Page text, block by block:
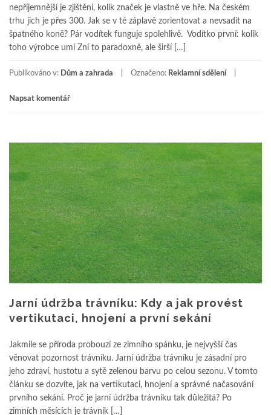
nepříjemnější je zjištění, kolik značek je vlastně ve hře. Na českém
trhu jich je přes 300. Jak se v té záplavě zorientovat a nevsadit na
špatného koně? Pár vodítek funguje spolehlivě. Vodítko první: kolik
toho výrobce umí Zní to paradoxně, ale širší […]
Publikováno v: Dům a zahrada Označeno: Reklamní sdělení
Napsat komentář
Jarní údržba trávníku: Kdy a jak provést
vertikutaci, hnojení a první sekání
Jakmile se příroda probouzí ze zimního spánku, je nejvyšší čas
věnovat pozornost trávníku. Jarní údržba trávníku je zásadní pro
jeho zdraví, hustotu a sytě zelenou barvu po celou sezonu. V tomto
článku se dozvíte, jak na vertikutaci, hnojení a správné načasování
prvního sekání. Proč je jarní údržba trávníku tak důležitá? Po
zimních měsících je trávník […]